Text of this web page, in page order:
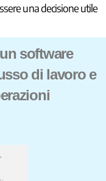
una decisione utile
software
di lavoro e